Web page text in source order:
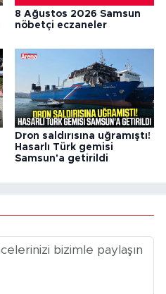
8 Ağustos 2026 Samsun
nöbetçi eczaneler
Dron saldırısına uğramıştı!
Hasarlı Türk gemisi
Samsun'a getirildi